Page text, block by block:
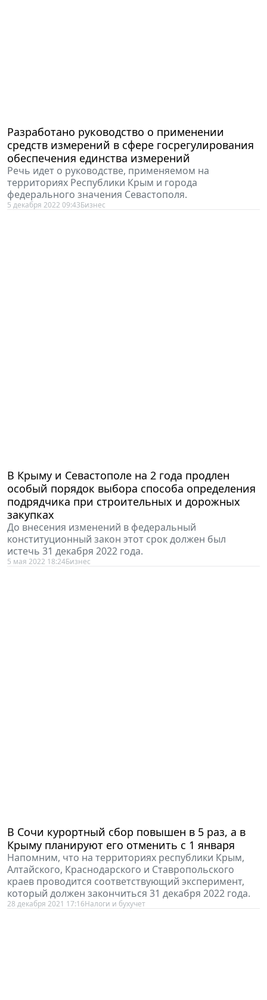
Разработано руководство о применении
средств измерений в сфере госрегулирования
обеспечения единства измерений
Речь идет о руководстве, применяемом на
территориях Республики Крым и города
федерального значения Севастополя.
5 декабря 2022 09:43Бизнес
В Крыму и Севастополе на 2 года продлен
особый порядок выбора способа определения
подрядчика при строительных и дорожных
закупках
До внесения изменений в федеральный
конституционный закон этот срок должен был
истечь 31 декабря 2022 года.
5 мая 2022 18:24Бизнес
В Сочи курортный сбор повышен в 5 раз, а в
Крыму планируют его отменить с 1 января
Напомним, что на территориях республики Крым,
Алтайского, Краснодарского и Ставропольского
краев проводится соответствующий эксперимент,
который должен закончиться 31 декабря 2022 года.
28 декабря 2021 17:16Налоги и бухучет